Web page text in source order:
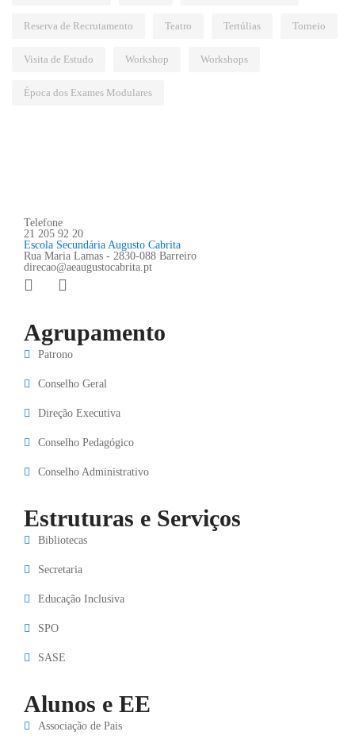
Reserva de Recrutamento Teatro Tertúlias Torneio
Visita de Estudo Workshop Workshops
Época dos Exames Modulares
Telefone
21 205 92 20
Escola Secundária Augusto Cabrita
Rua Maria Lamas - 2830-088 Barreiro
direcao@aeaugustocabrita.pt
Agrupamento
Patrono
Conselho Geral
Direção Executiva
Conselho Pedagógico
Conselho Administrativo
Estruturas e Serviços
Bibliotecas
Secretaria
Educação Inclusiva
SPO
SASE
Alunos e EE
Associação de Pais